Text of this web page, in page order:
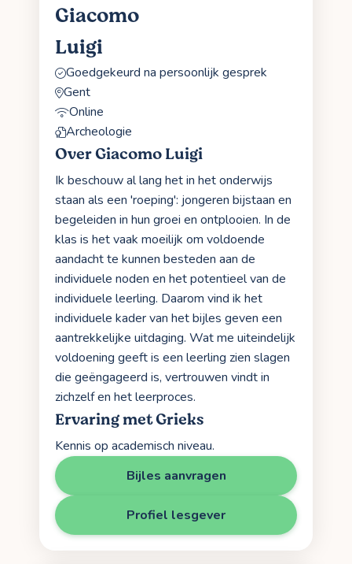
Giacomo
Luigi
Goedgekeurd na persoonlijk gesprek
Gent
Online
Archeologie
Over Giacomo Luigi
Ik beschouw al lang het in het onderwijs
staan als een 'roeping': jongeren bijstaan en
begeleiden in hun groei en ontplooien. In de
klas is het vaak moeilijk om voldoende
aandacht te kunnen besteden aan de
individuele noden en het potentieel van de
individuele leerling. Daarom vind ik het
individuele kader van het bijles geven een
aantrekkelijke uitdaging. Wat me uiteindelijk
voldoening geeft is een leerling zien slagen
die geëngageerd is, vertrouwen vindt in
zichzelf en het leerproces.
Ervaring met Grieks
Kennis op academisch niveau.
Bijles aanvragen
Profiel lesgever